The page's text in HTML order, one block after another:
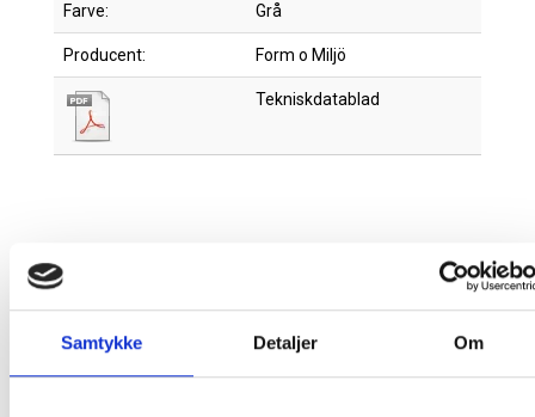
Samtykke Detaljer Om
Farve: Grå
Producent: Form o Miljö
Tekniskdatablad
Gratis fragt